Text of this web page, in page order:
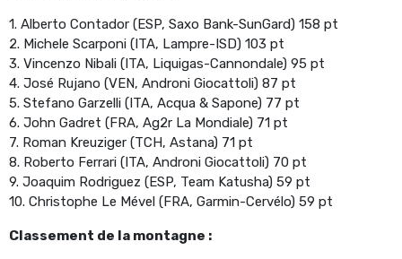
1. Alberto Contador (ESP, Saxo Bank-SunGard) 158 pt
2. Michele Scarponi (ITA, Lampre-ISD) 103 pt
3. Vincenzo Nibali (ITA, Liquigas-Cannondale) 95 pt
4. José Rujano (VEN, Androni Giocattoli) 87 pt
5. Stefano Garzelli (ITA, Acqua & Sapone) 77 pt
6. John Gadret (FRA, Ag2r La Mondiale) 71 pt
7. Roman Kreuziger (TCH, Astana) 71 pt
8. Roberto Ferrari (ITA, Androni Giocattoli) 70 pt
9. Joaquim Rodriguez (ESP, Team Katusha) 59 pt
10. Christophe Le Mével (FRA, Garmin-Cervélo) 59 pt
Classement de la montagne :